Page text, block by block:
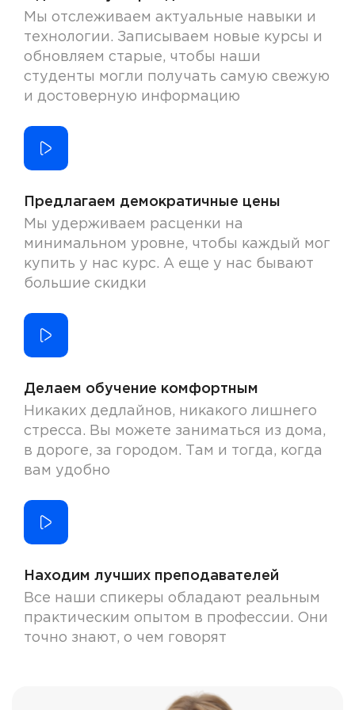
Мы отслеживаем актуальные навыки и
технологии. Записываем новые курсы и
обновляем старые, чтобы наши
студенты могли получать самую свежую
и достоверную информацию
Предлагаем демократичные цены
Мы удерживаем расценки на
минимальном уровне, чтобы каждый мог
купить у нас курс. А еще у нас бывают
большие скидки
Делаем обучение комфортным
Никаких дедлайнов, никакого лишнего
стресса. Вы можете заниматься из дома,
в дороге, за городом. Там и тогда, когда
вам удобно
Находим лучших преподавателей
Все наши спикеры обладают реальным
практическим опытом в профессии. Они
точно знают, о чем говорят